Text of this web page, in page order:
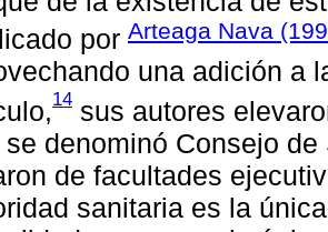
por Arteaga Nava
una adición a
14 sus autores
se denominó Consejo
de facultades
sanitaria es la